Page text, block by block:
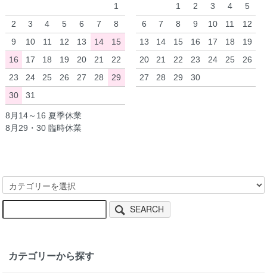
1
2
3 4 5 6 7
8
9
10 11 12 13 14
15
16
17 18 19 20 21
22
23
24 25 26 27 28
29
30
31
1
2 3 4
5
6
7 8 9 10 11
12
13
14 15 16 17 18
19
20
21 22 23 24 25
26
27
28 29 30
8月14～16 夏季休業
8月29・30 臨時休業
SEARCH
カテゴリーから探す